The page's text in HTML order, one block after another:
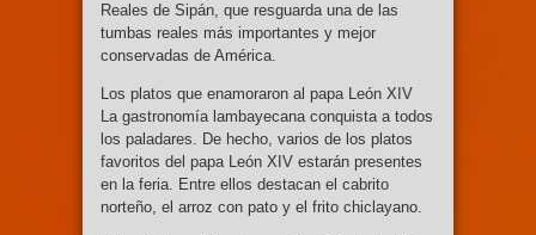
Reales de Sipán, que resguarda una de las
tumbas reales más importantes y mejor
conservadas de América.
Los platos que enamoraron al papa León XIV
La gastronomía lambayecana conquista a todos
los paladares. De hecho, varios de los platos
favoritos del papa León XIV estarán presentes
en la feria. Entre ellos destacan el cabrito
norteño, el arroz con pato y el frito chiclayano.